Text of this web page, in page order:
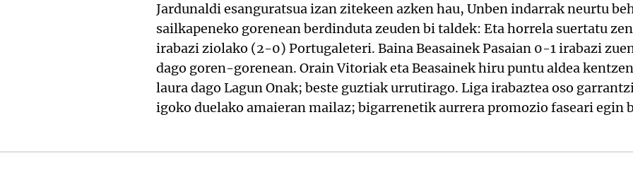
Jardunaldi esanguratsua izan zitekeen azken hau, Unben indarrak neurtu
sailkapeneko gorenean berdinduta zeuden bi taldek: Eta horrela suertatu
irabazi ziolako (2-0) Portugaleteri. Baina Beasainek Pasaian 0-1 irabazi
dago goren-gorenean. Orain Vitoriak eta Beasainek hiru puntu aldea
laura dago Lagun Onak; beste guztiak urrutirago. Liga irabaztea oso
igoko duelako amaieran mailaz; bigarrenetik aurrera promozio faseari egin